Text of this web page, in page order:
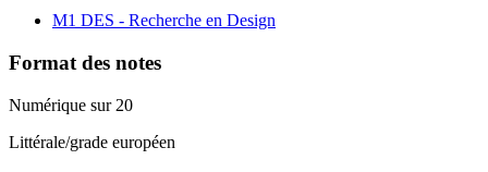
M1 DES - Recherche en Design
Format des notes
Numérique sur 20
Littérale/grade européen